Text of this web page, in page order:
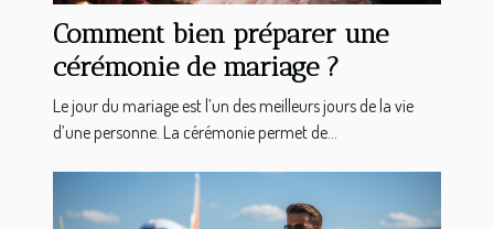
Comment bien préparer une
cérémonie de mariage ?
Le jour du mariage est l’un des meilleurs jours de la vie
d’une personne. La cérémonie permet de...